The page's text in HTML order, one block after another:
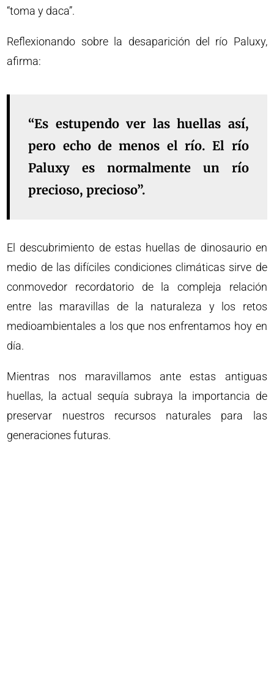
“toma y daca”.
Reflexionando sobre la desaparición del río Paluxy,
afirma:
“Es estupendo ver las huellas así,
pero echo de menos el río. El río
Paluxy es normalmente un río
precioso, precioso”.
El descubrimiento de estas huellas de dinosaurio en
medio de las difíciles condiciones climáticas sirve de
conmovedor recordatorio de la compleja relación
entre las maravillas de la naturaleza y los retos
medioambientales a los que nos enfrentamos hoy en
día.
Mientras nos maravillamos ante estas antiguas
huellas, la actual sequía subraya la importancia de
preservar nuestros recursos naturales para las
generaciones futuras.